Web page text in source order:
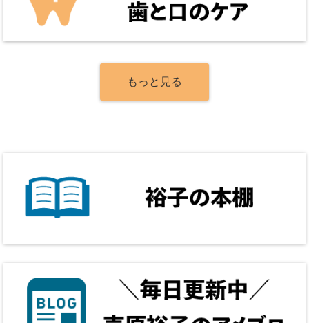
もっと見る